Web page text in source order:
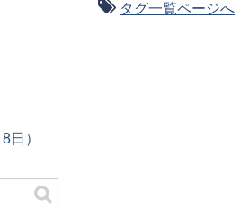
タグ一覧ページへ
日）